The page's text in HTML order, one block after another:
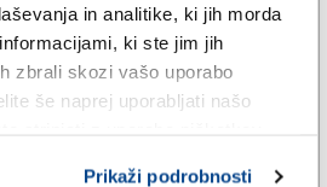
in analitike, ki jih morda
ki ste jim jih
zbrali skozi vašo uporabo
še naprej uporabljati našo
Prikaži podrobnosti